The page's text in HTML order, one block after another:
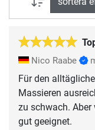
Nico Raabe
Für den
Massieren
zu schwach.
gut geeignet.